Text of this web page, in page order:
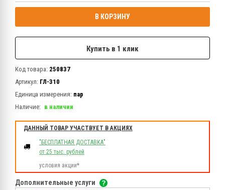
В КОРЗИНУ
Купить в 1 клик
Код товара: 250837
Артикул: ГЛ-310
Единица измерения: пар
Наличие: в наличии
ДАННЫЙ ТОВАР УЧАСТВУЕТ В АКЦИЯХ
"БЕСПЛАТНАЯ ДОСТАВКА"
от 25 тыс. рублей
условия акции*
Дополнительные услуги